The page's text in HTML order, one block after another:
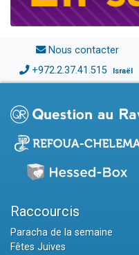
Nous contacter
+972.2.37.41.515 Israël
Raccourcis
Paracha de la semaine
Fêtes Juives